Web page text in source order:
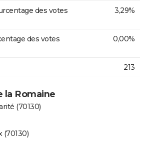
des votes
3,29%
des votes
0,00%
213
la Romaine
(70130)
(70130)